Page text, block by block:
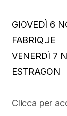
GIOVEDÌ 6
FABRIQUE
VENERDÌ 7
ESTRAGON
Clicca per